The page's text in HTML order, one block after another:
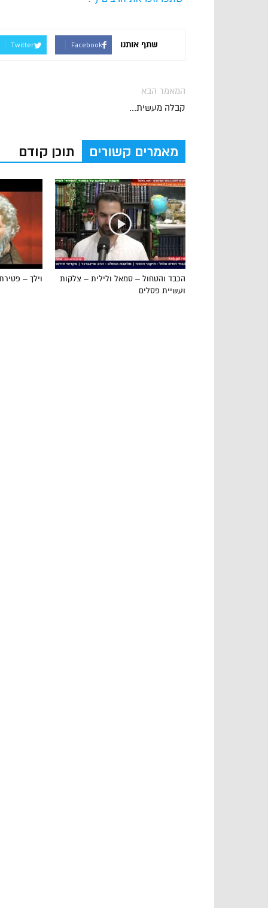
שתף אותנו Facebook
Twitter
המאמר הבא
קבלה מעשית...
מאמרים קשורים תוכן קודם
וילך –
הכבד והטחול – סמאל ולילית – צלקות
ועשיית פסלים